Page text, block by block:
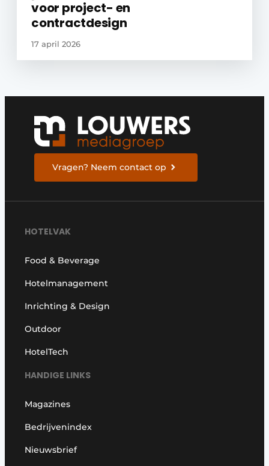
voor project- en
contractdesign
17 april 2026
Vragen? Neem contact op
HOTELVAK
Food & Beverage
Hotelmanagement
Inrichting & Design
Outdoor
HotelTech
HANDIGE LINKS
Magazines
Bedrijvenindex
Nieuwsbrief